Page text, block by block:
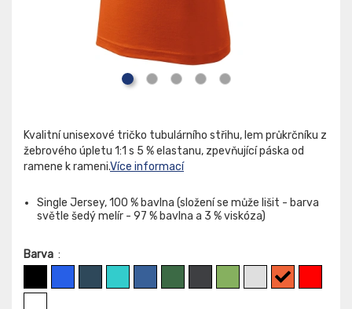
Kvalitní unisexové tričko tubulárního střihu, lem průkrčníku z
žebrového úpletu 1:1 s 5 % elastanu, zpevňující páska od
ramene k rameni.Více informací
Single Jersey, 100 % bavlna (složení se může lišit - barva
světle šedý melír - 97 % bavlna a 3 % viskóza)
Barva :